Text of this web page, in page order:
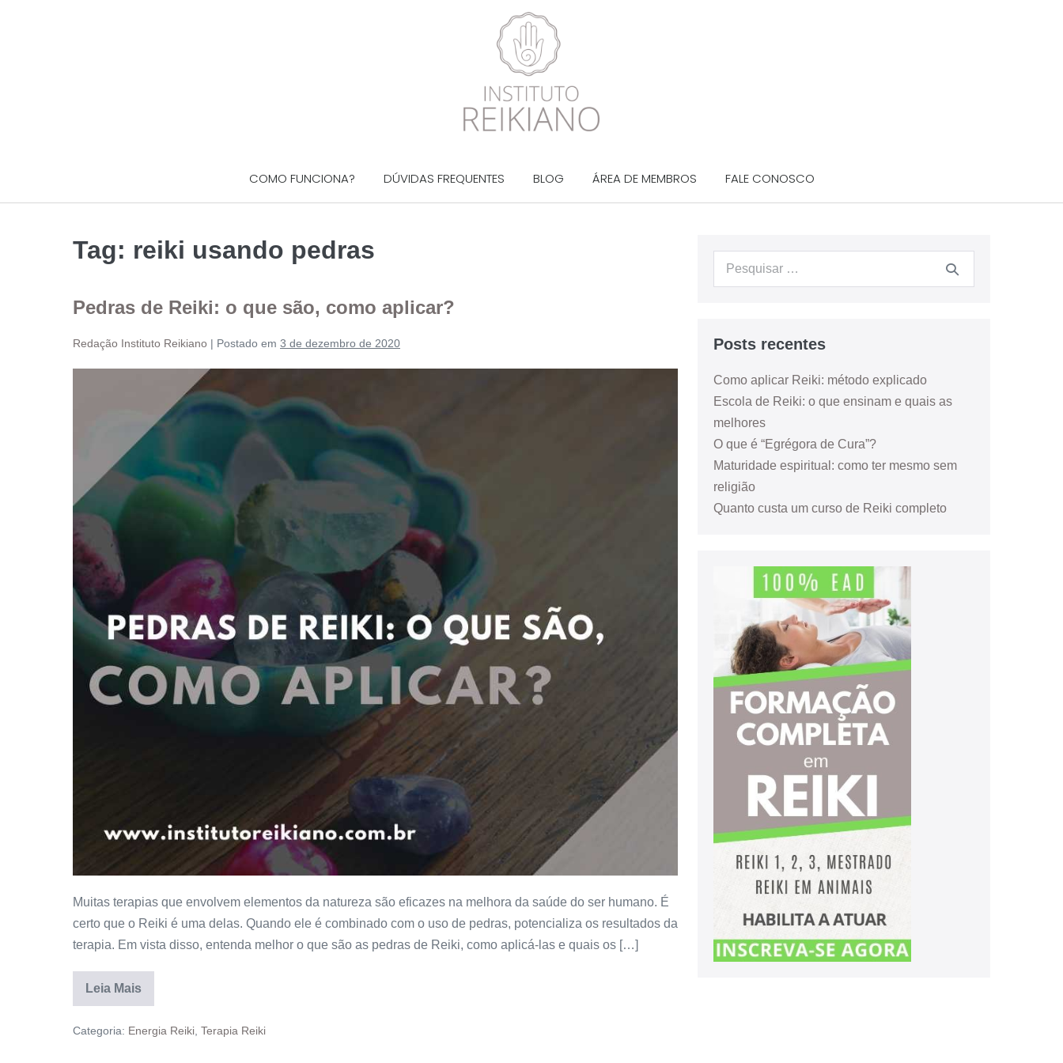
COMO FUNCIONA? DÚVIDAS FREQUENTES BLOG ÁREA DE MEMBROS FALE CONOSCO
Tag: reiki usando pedras
Pedras de Reiki: o que são, como aplicar?
Redação Instituto Reikiano | Postado em 3 de dezembro de 2020
Muitas terapias que envolvem elementos da natureza são eficazes na melhora da saúde do ser humano. É
certo que o Reiki é uma delas. Quando ele é combinado com o uso de pedras, potencializa os resultados da
terapia. Em vista disso, entenda melhor o que são as pedras de Reiki, como aplicá-las e quais os […]
Leia Mais
Categoria: Energia Reiki, Terapia Reiki
Posts recentes
Como aplicar Reiki: método explicado
Escola de Reiki: o que ensinam e quais as
melhores
O que é “Egrégora de Cura”?
Maturidade espiritual: como ter mesmo sem
religião
Quanto custa um curso de Reiki completo